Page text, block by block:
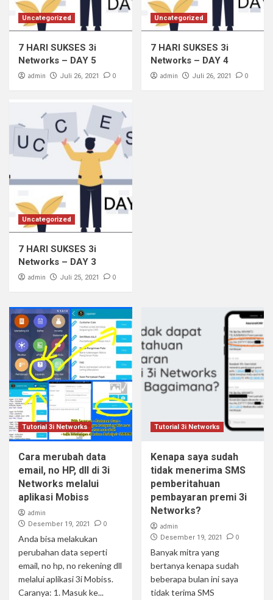
Uncategorized
7 HARI SUKSES 3i
Networks – DAY 5
admin Juli 26, 2021 0
Uncategorized
7 HARI SUKSES 3i
Networks – DAY 4
admin Juli 26, 2021 0
Uncategorized
7 HARI SUKSES 3i
Networks – DAY 3
admin Juli 25, 2021 0
Tutorial 3i Networks
Cara merubah data
email, no HP, dll di 3i
Networks melalui
aplikasi Mobiss
admin
Desember 19, 2021 0
Anda bisa melakukan
perubahan data seperti
email, no hp, no rekening dll
melalui aplikasi 3i Mobiss.
Caranya: 1. Masuk ke...
Tutorial 3i Networks
Kenapa saya sudah
tidak menerima SMS
pemberitahuan
pembayaran premi 3i
Networks?
admin
Desember 19, 2021 0
Banyak mitra yang
bertanya kenapa sudah
beberapa bulan ini saya
tidak terima SMS